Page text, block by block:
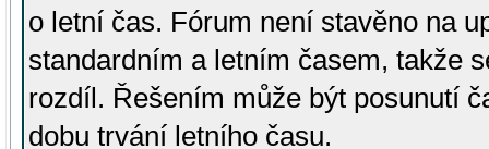
o letní čas. Fórum není stavěno na
standardním a letním časem, takže
rozdíl. Řešením může být posunutí
dobu trvání letního času.